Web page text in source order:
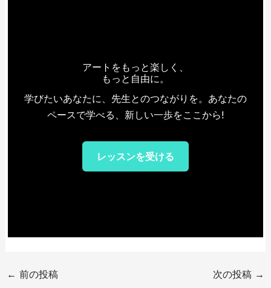
アートをもっと楽しく、
もっと自由に。
学びたいあなたに、先生とのつながりを。あなたの
ペースで学べる、新しい一歩をここから!
レッスンを受ける
← 前の投稿 次の投稿 →